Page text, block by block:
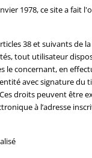
1978, ce site a fait
38 et suivants de
tout utilisateur
le concernant, en
avec signature du
droits peuvent être
à l’adresse